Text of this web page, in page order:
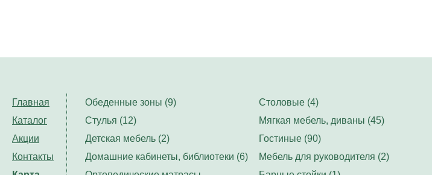
Главная
Каталог
Акции
Контакты
Обеденные зоны (9) Столовые (4)
Стулья (12)
Мягкая мебель, диваны (45)
Детская мебель (2)
Гостиные (90)
Домашние кабинеты, библиотеки (6)
Мебель для руководителя (2)